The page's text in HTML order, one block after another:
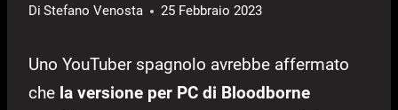
Di Stefano Venosta 25 Febbraio 2023
Uno YouTuber spagnolo avrebbe affermato
che la versione per PC di Bloodborne